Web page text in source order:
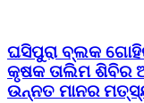
Animal
Department
#kendujhar